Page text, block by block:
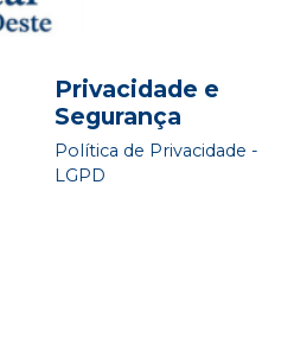
Privacidade e
Segurança
Política de Privacidade -
LGPD